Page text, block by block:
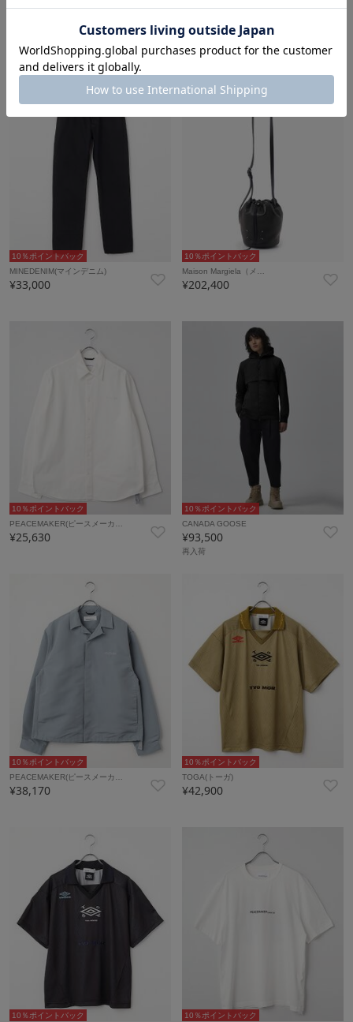
¥71,500
10％ポイントバック
MINEDENIM(マインデニム)
¥33,000
10％ポイントバック
Maison Margiela（メ…
¥202,400
10％ポイントバック
PEACEMAKER(ピースメーカ…
¥25,630
10％ポイントバック
CANADA GOOSE
¥93,500
再入荷
10％ポイントバック
PEACEMAKER(ピースメーカ…
¥38,170
10％ポイントバック
TOGA(トーガ)
¥42,900
10％ポイントバック
10％ポイントバック